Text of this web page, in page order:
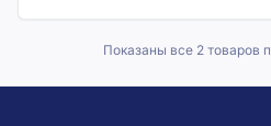
Показаны все 2товаров